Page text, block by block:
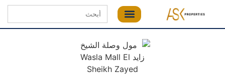
Search
for: